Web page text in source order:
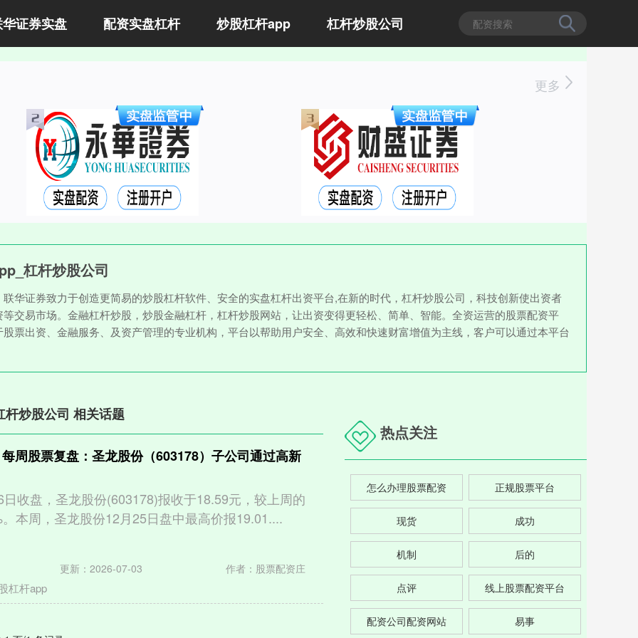
证券实盘 配资实盘杠杆 炒股杠杆app 杠杆炒股公司
更多
杠杆炒股公司
华证券致力于创造更简易的炒股杠杆软件、安全的实盘杠杆出资平台,在新的时代，杠杆炒股公司，科技创新使出资者
交易市场。金融杠杆炒股，炒股金融杠杆，杠杆炒股网站，让出资变得更轻松、简单、智能。全资运营的股票配资平
票出资、金融服务、及资产管理的专业机构，平台以帮助用户安全、高效和快速财富增值为主线，客户可以通过本平台
炒股公司 相关话题
周股票复盘：圣龙股份（603178）子公司通过高新
收盘，圣龙股份(603178)报收于18.59元，较上周的
本周，圣龙股份12月25日盘中最高价报19.01....
更新：2026-07-03 作者：股票配资庄
杠杆app
热点关注
怎么办理股票配资 正规股票平台
现货 成功
机制 后的
点评 线上股票配资平台
配资公司配资网站 易事